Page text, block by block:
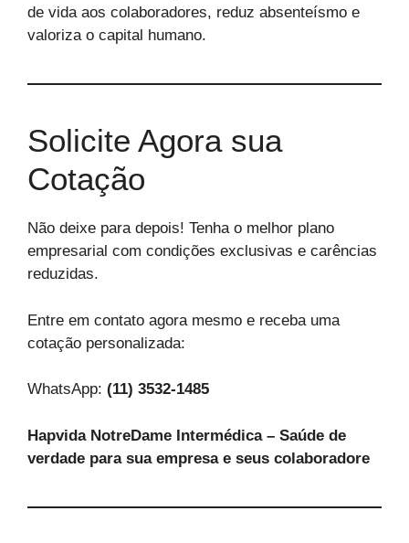
de vida aos colaboradores, reduz absenteísmo e
valoriza o capital humano.
Solicite Agora sua
Cotação
Não deixe para depois! Tenha o melhor plano
empresarial com condições exclusivas e carências
reduzidas.
Entre em contato agora mesmo e receba uma
cotação personalizada:
WhatsApp: (11) 3532-1485
Hapvida NotreDame Intermédica – Saúde de
verdade para sua empresa e seus colaboradore